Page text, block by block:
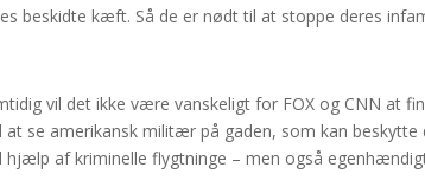
beskidte kæft. Så de er nødt til at stoppe deres
vil det ikke være vanskeligt for FOX og CNN at
at se amerikansk militær på gaden, som kan
hjælp af kriminelle flygtninge – men også